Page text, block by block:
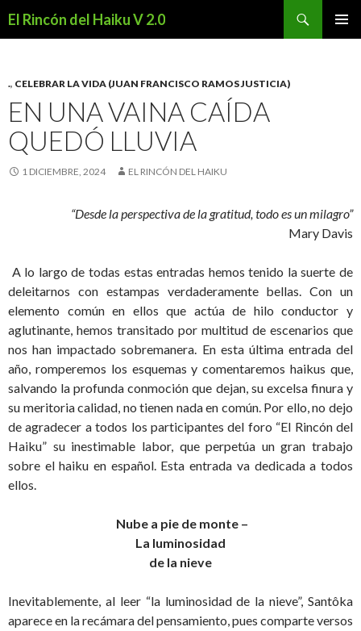
El Rincón del Haiku V 2.0
., CELEBRAR LA VIDA (JUAN FRANCISCO RAMOS JUSTICIA)
EN UNA VAINA CAÍDA
QUEDÓ LLUVIA
1 DICIEMBRE, 2024 EL RINCÓN DEL HAIKU
“Desde la perspectiva de la gratitud, todo es un milagro”
Mary Davis
A lo largo de todas estas entradas hemos tenido la suerte de
deleitarnos con estampas verdaderamente bellas. Con un
elemento común en ellos que actúa de hilo conductor y
aglutinante, hemos transitado por multitud de escenarios que
nos han impactado sobremanera. En esta última entrada del
año, romperemos los esquemas y comentaremos haikus que,
salvando la profunda conmoción que dejan, su excelsa finura y
su meritoria calidad, no tienen nada en común. Por ello, no dejo
de agradecer a todos los participantes del foro “El Rincón del
Haiku” su inestimable labor, que perpetúa un gran trabajo
sobre el haiku en español. Esta entrada va dedicada a todos
ellos.
Nube a pie de monte –
La luminosidad
de la nieve
Inevitablemente, al leer “la luminosidad de la nieve”, Santôka
aparece en la recámara del pensamiento, pues comparte versos